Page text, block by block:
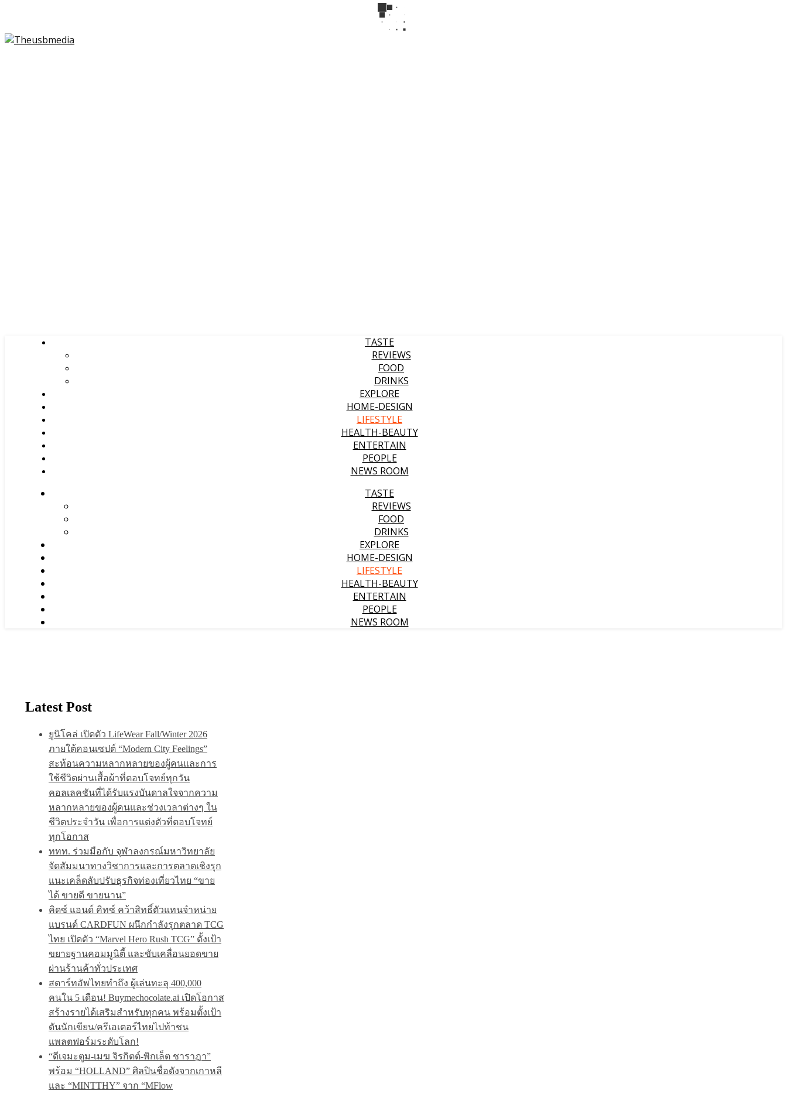
TASTE
REVIEWS
FOOD
DRINKS
EXPLORE
HOME-DESIGN
LIFESTYLE
HEALTH-BEAUTY
ENTERTAIN
PEOPLE
NEWS ROOM
TASTE
REVIEWS
FOOD
DRINKS
EXPLORE
HOME-DESIGN
LIFESTYLE
HEALTH-BEAUTY
ENTERTAIN
PEOPLE
NEWS ROOM
Latest Post
ยูนิโคล่ เปิดตัว LifeWear Fall/Winter 2026
ภายใต้คอนเซปต์ “Modern City Feelings”
สะท้อนความหลากหลายของผู้คนและการ
ใช้ชีวิตผ่านเสื้อผ้าที่ตอบโจทย์ทุกวัน
คอลเลคชันที่ได้รับแรงบันดาลใจจากความ
หลากหลายของผู้คนและช่วงเวลาต่างๆ ใน
ชีวิตประจำวัน เพื่อการแต่งตัวที่ตอบโจทย์
ทุกโอกาส
ททท. ร่วมมือกับ จุฬาลงกรณ์มหาวิทยาลัย
จัดสัมมนาทางวิชาการและการตลาดเชิงรุก
แนะเคล็ดลับปรับธุรกิจท่องเที่ยวไทย “ขาย
ได้ ขายดี ขายนาน”
คิดซ์ แอนด์ คิทซ์ คว้าสิทธิ์ตัวแทนจำหน่าย
แบรนด์ CARDFUN ผนึกกำลังรุกตลาด TCG
ไทย เปิดตัว “Marvel Hero Rush TCG” ตั้งเป้า
ขยายฐานคอมมูนิตี้ และขับเคลื่อนยอดขาย
ผ่านร้านค้าทั่วประเทศ
สตาร์ทอัพไทยทำถึง ผู้เล่นทะลุ 400,000
คนใน 5 เดือน! Buymechocolate.ai เปิดโอกาส
สร้างรายได้เสริมสำหรับทุกคน พร้อมตั้งเป้า
ดันนักเขียน/ครีเอเตอร์ไทยไปท้าชน
แพลตฟอร์มระดับโลก!
“ดีเจมะตูม-เมฆ จิรกิตต์-พิกเล็ต ชาราฎา”
พร้อม “HOLLAND” ศิลปินชื่อดังจากเกาหลี
และ “MINTTHY” จาก “MFlow